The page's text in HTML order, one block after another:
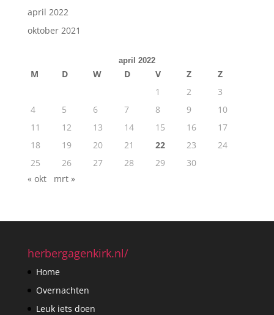
april 2022
oktober 2021
april 2022
M D W D V Z
Z
1
2
3
4
5 6 7 8 9
10
11
12 13 14 15 16
17
18
19 20 21 22 23
24
25
26 27 28 29
30
« okt
mrt »
herbergagenkirk.nl/
Home
Overnachten
Leuk iets doen